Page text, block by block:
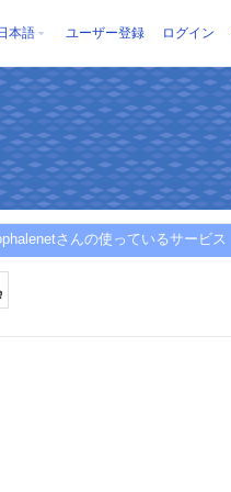
本語 ユーザー登録 ログイン
さんの使っているサービス